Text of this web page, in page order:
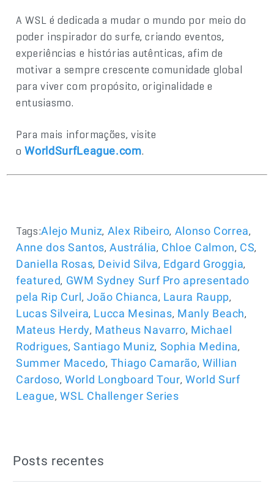
A WSL é dedicada a mudar o mundo por meio do
poder inspirador do surfe, criando eventos,
experiências e histórias autênticas, afim de
motivar a sempre crescente comunidade global
para viver com propósito, originalidade e
entusiasmo.
Para mais informações, visite
oWorldSurfLeague.com.
Tags:Alejo Muniz, Alex Ribeiro, Alonso Correa,
Anne dos Santos,Austrália, Chloe Calmon, CS,
Daniella Rosas, Deivid Silva, Edgard Groggia,
featured, GWM Sydney Surf Pro apresentado
pela Rip Curl, João Chianca, Laura Raupp,
Lucas Silveira, Lucca Mesinas, Manly Beach,
Mateus Herdy, Matheus Navarro, Michael
Rodrigues,Santiago Muniz, Sophia Medina,
Summer Macedo, Thiago Camarão,Willian
Cardoso, World Longboard Tour,World Surf
League,WSL Challenger Series
Posts recentes